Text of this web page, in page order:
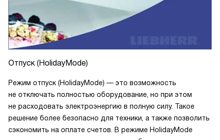
Отпуск (HolidayMode)
Режим отпуск (HolidayMode) — это возможность
не отключать полностью оборудование, но при этом
не расходовать электроэнергию в полную силу. Такое
решение более безопасно для техники, а также позволить
сэкономить на оплате счетов. В режиме HolidayMode